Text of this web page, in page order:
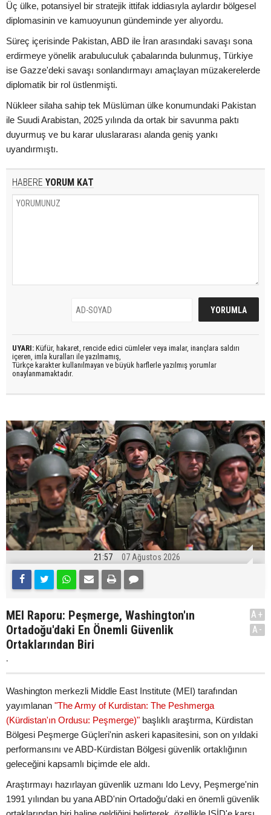
Üç ülke, potansiyel bir stratejik ittifak iddiasıyla aylardır bölgesel
diplomasinin ve kamuoyunun gündeminde yer alıyordu.
Süreç içerisinde Pakistan, ABD ile İran arasındaki savaşı sona
erdirmeye yönelik arabuluculuk çabalarında bulunmuş, Türkiye
ise Gazze'deki savaşı sonlandırmayı amaçlayan müzakerelerde
diplomatik bir rol üstlenmişti.
Nükleer silaha sahip tek Müslüman ülke konumundaki Pakistan
ile Suudi Arabistan, 2025 yılında da ortak bir savunma paktı
duyurmuş ve bu karar uluslararası alanda geniş yankı
uyandırmıştı.
HABERE YORUM KAT
UYARI: Küfür, hakaret, rencide edici cümleler veya imalar, inançlara saldırı
içeren, imla kuralları ile yazılmamış,
Türkçe karakter kullanılmayan ve büyük harflerle yazılmış yorumlar
onaylanmamaktadır.
21:57 07 Ağustos 2026
MEI Raporu: Peşmerge, Washington'ın
Ortadoğu'daki En Önemli Güvenlik
Ortaklarından Biri
.
A+
A-
Washington merkezli Middle East Institute (MEI) tarafından
yayımlanan "The Army of Kurdistan: The Peshmerga
(Kürdistan'ın Ordusu: Peşmerge)" başlıklı araştırma, Kürdistan
Bölgesi Peşmerge Güçleri'nin askeri kapasitesini, son on yıldaki
performansını ve ABD-Kürdistan Bölgesi güvenlik ortaklığının
geleceğini kapsamlı biçimde ele aldı.
Araştırmayı hazırlayan güvenlik uzmanı Ido Levy, Peşmerge'nin
1991 yılından bu yana ABD'nin Ortadoğu'daki en önemli güvenlik